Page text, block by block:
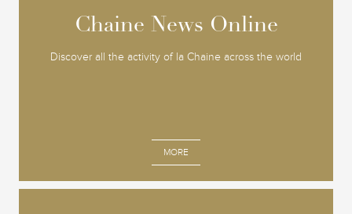
Chaine News Online
Discover all the activity of la Chaine across the world
MORE
Chaine News Online